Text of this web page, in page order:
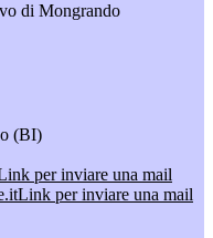
di Mongrando
(BI)
per inviare una mail
Link per inviare una mail